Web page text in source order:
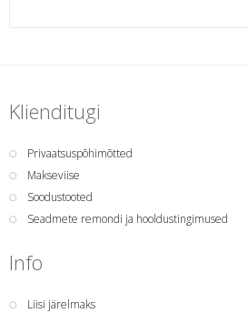
Klienditugi
Privaatsuspõhimõtted
Makseviise
Soodustooted
Seadmete remondi ja hooldustingimused
Info
Liisi järelmaks